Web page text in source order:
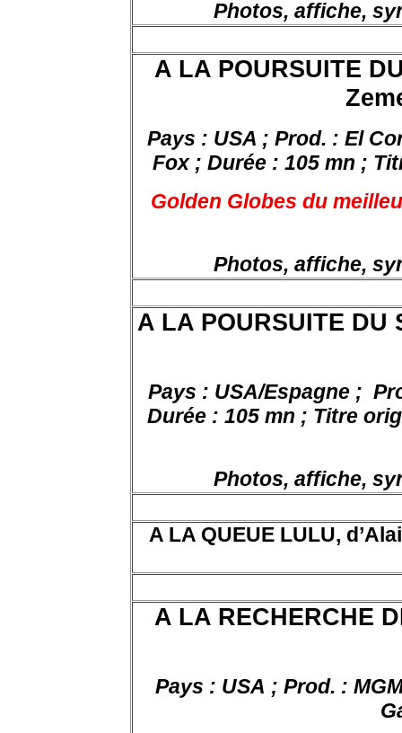
Photos, affiche,
A LA POURSUITE
Pays : USA ; Prod. : El
Fox ; Durée : 105 mn ;
Golden Globes du
Photos, affiche,
A LA POURSUITE DU
Pays : USA/Espagne ;
Durée : 105 mn ; Titre
Photos, affiche,
A LA QUEUE LULU,
A LA RECHERCHE
Pays : USA ; Prod. :